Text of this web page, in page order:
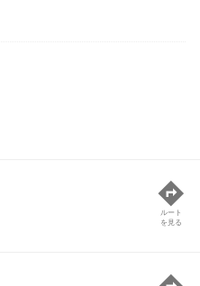
ルート
を見る